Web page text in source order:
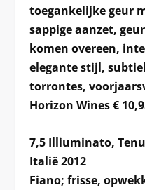
toegankelijke geur
sappige aanzet,
komen overeen,
elegante stijl,
torrontes,
Horizon Wines €
7,5 Illiuminato,
Italië 2012
Fiano; frisse,